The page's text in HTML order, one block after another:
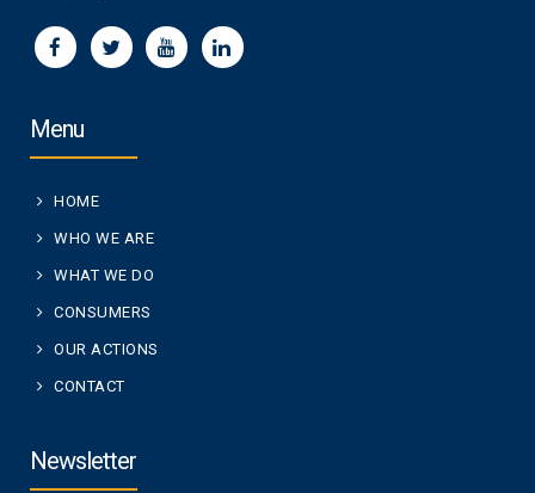
Menu
HOME
WHO WE ARE
WHAT WE DO
CONSUMERS
OUR ACTIONS
CONTACT
Newsletter